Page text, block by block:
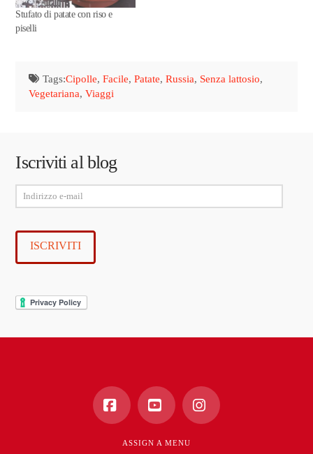
Stufato di patate con riso e
piselli
Tags:Cipolle, Facile, Patate, Russia, Senza lattosio,
Vegetariana,Viaggi
Iscriviti al blog
Indirizzo
e-
mail
ISCRIVITI
FacebookYouTube
ASSIGN A MENU